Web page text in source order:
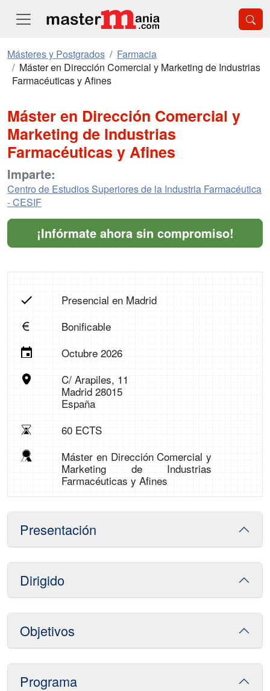
Másteres y Postgrados
Farmacia
Máster en Dirección Comercial y Marketing de Industrias
Farmacéuticas y Afines
Máster en Dirección Comercial y
Marketing de Industrias
Farmacéuticas y Afines
Imparte:
Centro de Estudios Superiores de la Industria Farmacéutica
- CESIF
¡Infórmate ahora sin compromiso!
Presencial en Madrid
Bonificable
Octubre 2026
C/ Arapiles, 11
Madrid 28015
España
60 ECTS
Máster en Dirección Comercial y
Marketing de Industrias
Farmacéuticas y Afines
Presentación
Dirigido
Objetivos
Programa